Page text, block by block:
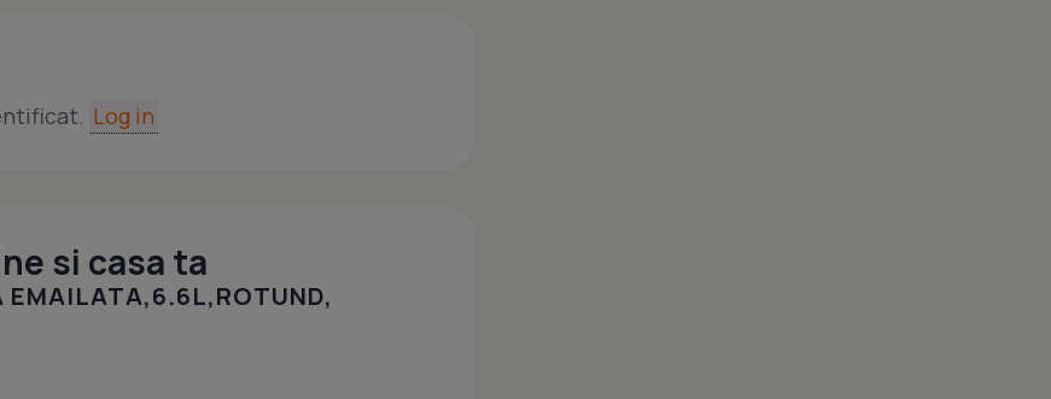
Log in
si casa ta
EMAILATA,6.6L,ROTUND,